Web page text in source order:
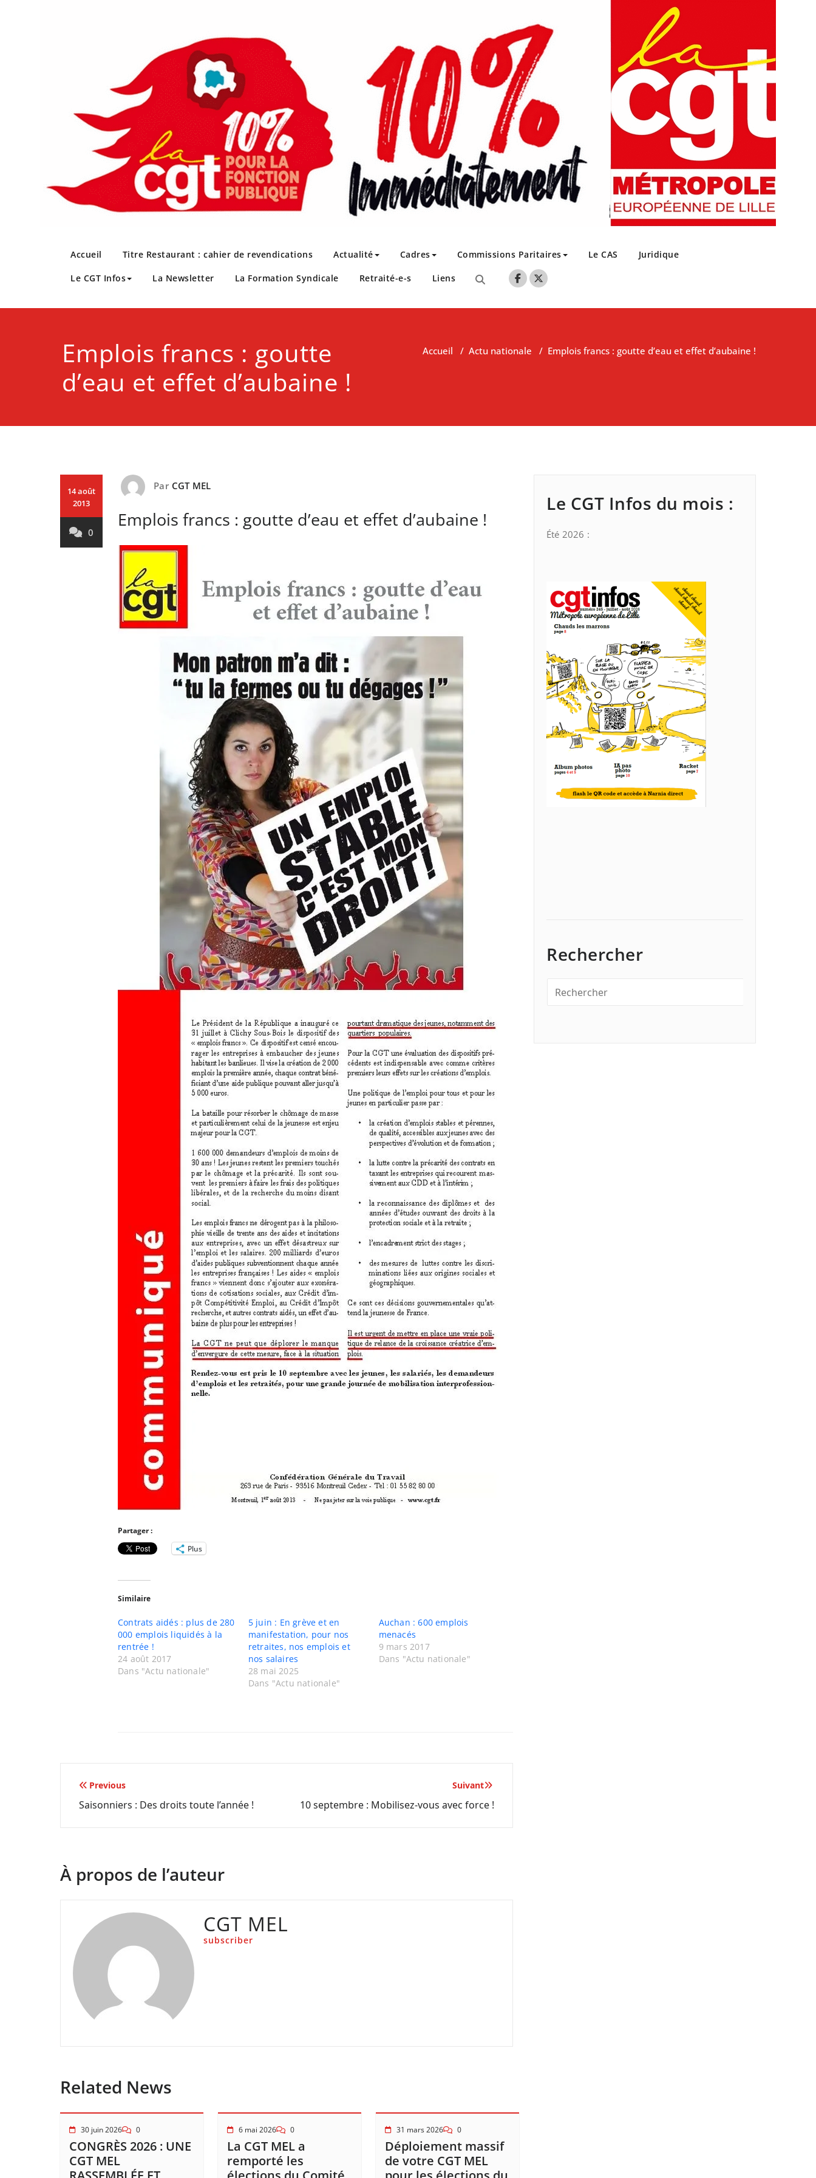
CGT Métropole Européenne de Lille
Accueil Titre Restaurant : cahier de revendications Actualité Cadres Commissions Paritaires Le CAS Juridique
Le CGT Infos La Newsletter La Formation Syndicale Retraité-e-s Liens
Emplois francs : goutte
d’eau et effet d’aubaine !
Accueil / Actu nationale / Emplois francs : goutte d’eau et effet d’aubaine !
14 août
2013
0
Par CGT MEL
Emplois francs : goutte d’eau et effet d’aubaine !
Partager :
Plus
Similaire
Contrats aidés : plus de 280
000 emplois liquidés à la
rentrée !
24 août 2017
Dans "Actu nationale"
5 juin : En grève et en
manifestation, pour nos
retraites, nos emplois et
nos salaires
28 mai 2025
Dans "Actu nationale"
Auchan : 600 emplois
menacés
9 mars 2017
Dans "Actu nationale"
Navigation
de
Previous
Saisonniers : Des droits toute l’année !
Suivant
10 septembre : Mobilisez-vous avec force !
À propos de l’auteur
CGT MEL
subscriber
Related News
30 juin 2026 0
CONGRÈS 2026 : UNE
CGT MEL
6 mai 2026 0
La CGT MEL a
remporté les
31 mars 2026 0
Déploiement massif
de votre CGT MEL
Le CGT Infos du mois :
Été 2026 :
Rechercher